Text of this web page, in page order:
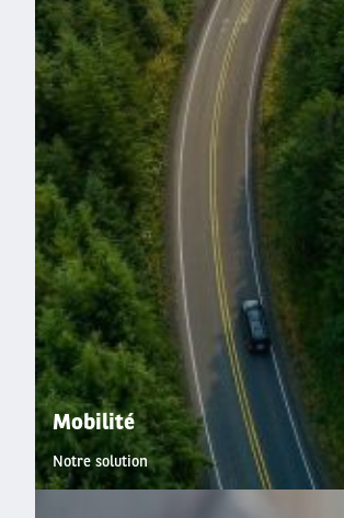
Mobilité
Notre solution